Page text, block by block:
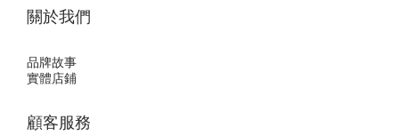
關於我們
品牌故事
實體店鋪
顧客服務